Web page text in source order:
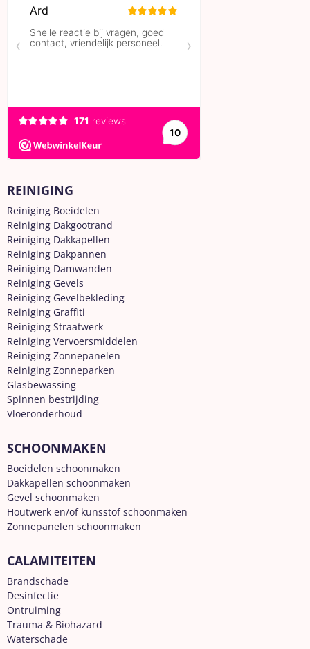
REINIGING
Reiniging Boeidelen
Reiniging Dakgootrand
Reiniging Dakkapellen
Reiniging Dakpannen
Reiniging Damwanden
Reiniging Gevels
Reiniging Gevelbekleding
Reiniging Graffiti
Reiniging Straatwerk
Reiniging Vervoersmiddelen
Reiniging Zonnepanelen
Reiniging Zonneparken
Glasbewassing
Spinnen bestrijding
Vloeronderhoud
SCHOONMAKEN
Boeidelen schoonmaken
Dakkapellen schoonmaken
Gevel schoonmaken
Houtwerk en/of kunsstof schoonmaken
Zonnepanelen schoonmaken
CALAMITEITEN
Brandschade
Desinfectie
Ontruiming
Trauma & Biohazard
Waterschade